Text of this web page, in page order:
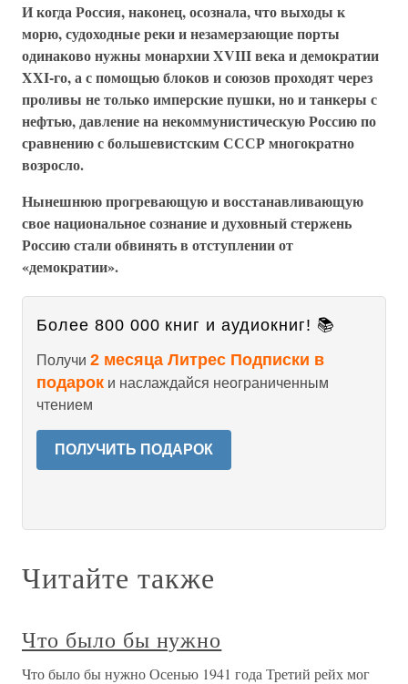
И когда Россия, наконец, осознала, что выходы к
морю, судоходные реки и незамерзающие порты
одинаково нужны монархии XVIII века и демократии
XXI-го, а с помощью блоков и союзов проходят через
проливы не только имперские пушки, но и танкеры с
нефтью, давление на некоммунистическую Россию по
сравнению с большевистским СССР многократно
возросло.
Нынешнюю прогревающую и восстанавливающую
свое национальное сознание и духовный стержень
Россию стали обвинять в отступлении от
«демократии».
Более 800 000 книг и аудиокниг! 📚
Получи 2 месяца Литрес Подписки в
подарок и наслаждайся неограниченным
чтением
ПОЛУЧИТЬ ПОДАРОК
Читайте также
Что было бы нужно
Что было бы нужно Осенью 1941 года Третий рейх мог